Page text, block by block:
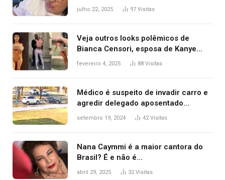
colorretal; relembre fala de Preta Gil
julho 22, 2025 97 Visitas
Veja outros looks polêmicos de
Bianca Censori, esposa de Kanye
West que apareceu nua no Grammy
fevereiro 4, 2025 88 Visitas
Médico é suspeito de invadir carro e
agredir delegado aposentado
durante confusão no trânsito
setembro 19, 2024 42Visitas
Nana Caymmi é a maior cantora do
Brasil? É e não é…
abril 29, 2025 32Visitas